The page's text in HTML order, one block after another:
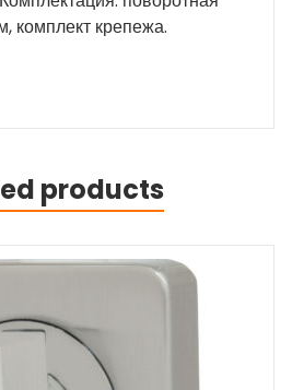
комплект крепежа.
products